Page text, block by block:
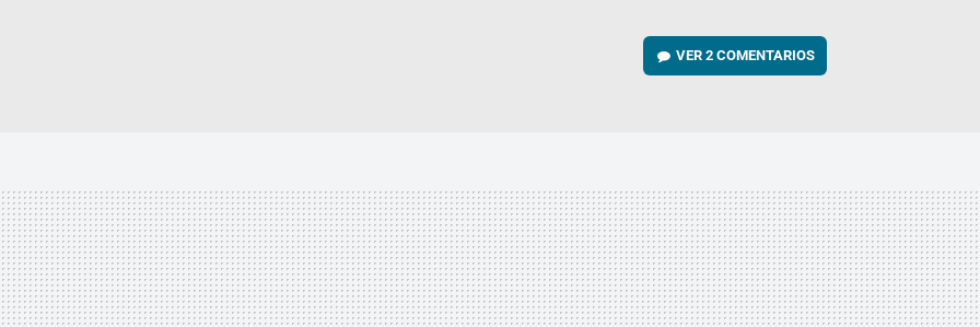
VER2 COMENTARIOS